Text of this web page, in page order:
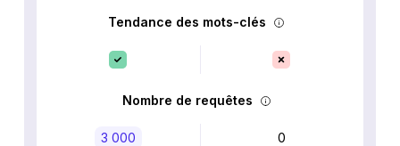
Tendance des mots-clés
Nombre de requêtes
3 000 0